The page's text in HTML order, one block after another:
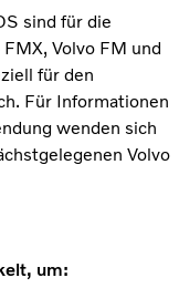
sind für die
Volvo FM und
für den
Für Informationen
wenden sich
Volvo
um: